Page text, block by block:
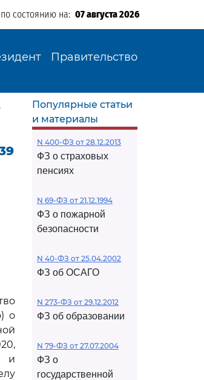
состоянию на: 07 августа 2026
Правительство
о
и
Популярные статьи
и материалы
N 400-ФЗ от 28.12.2013
ФЗ о страховых
пенсиях
N 69-ФЗ от 21.12.1994
ФЗ о пожарной
безопасности
N 40-ФЗ от 25.04.2002
ФЗ об ОСАГО
N 273-ФЗ от 29.12.2012
ФЗ об образовании
N 79-ФЗ от 27.07.2004
ФЗ о
государственной